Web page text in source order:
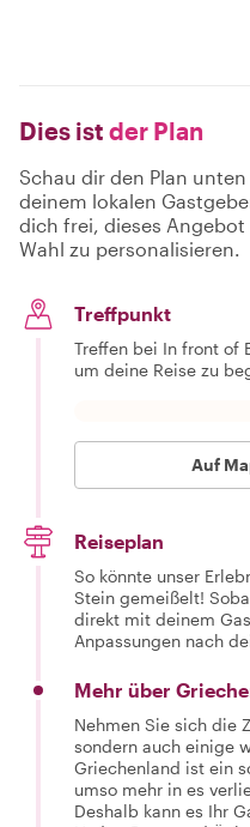
Dies ist der Plan
Schau dir den Plan
deinem lokalen
dich frei, dieses
Wahl zu personalisieren.
Treffpunkt
Treffen bei In front of
um deine Reise zu
Auf
Reiseplan
So könnte unser
Stein gemeißelt!
direkt mit deinem
Anpassungen nach
Mehr über
Nehmen Sie sich die
sondern auch einige
Griechenland ist ein
umso mehr in es
Deshalb kann es Ihr